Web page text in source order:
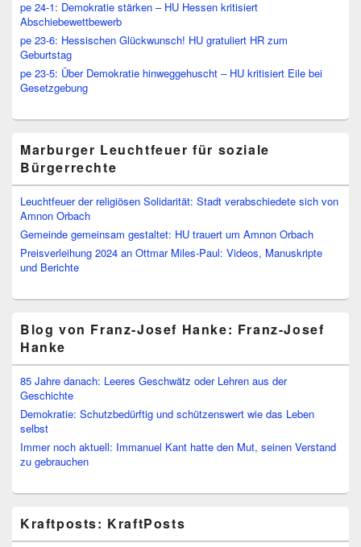
pe 24-1: Demokratie stärken – HU Hessen kritisiert
Abschiebewettbewerb
pe 23-6: Hessischen Glückwunsch! HU gratuliert HR zum
Geburtstag
pe 23-5: Über Demokratie hinweggehuscht – HU kritisiert Eile bei
Gesetzgebung
Marburger Leuchtfeuer für soziale
Bürgerrechte
Leuchtfeuer der religiösen Solidarität: Stadt verabschiedete sich von
Amnon Orbach
Gemeinde gemeinsam gestaltet: HU trauert um Amnon Orbach
Preisverleihung 2024 an Ottmar Miles-Paul: Videos, Manuskripte
und Berichte
Blog von Franz-Josef Hanke: Franz-Josef
Hanke
85 Jahre danach: Leeres Geschwätz oder Lehren aus der
Geschichte
Demokratie: Schutzbedürftig und schützenswert wie das Leben
selbst
Immer noch aktuell: Immanuel Kant hatte den Mut, seinen Verstand
zu gebrauchen
Kraftposts: KraftPosts